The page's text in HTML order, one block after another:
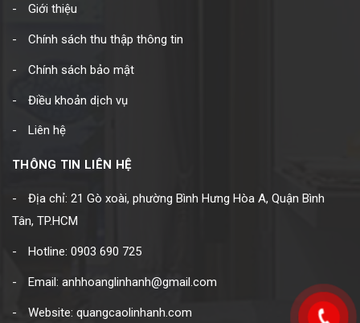
Giới thiệu
Chính sách thu thập thông tin
Chính sách bảo mật
Điều khoản dịch vụ
Liên hệ
THÔNG TIN LIÊN HỆ
Địa chỉ: 21 Gò xoài, phường Bình Hưng Hòa A, Quận Bình
Tân, TP.HCM
Hotline: 0903 690 725
Email: anhhoanglinhanh@gmail.com
Website: quangcaolinhanh.com